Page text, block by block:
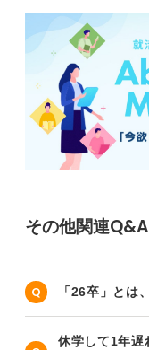
その他関連Q&A
「26卒」とは
休学して1年遅